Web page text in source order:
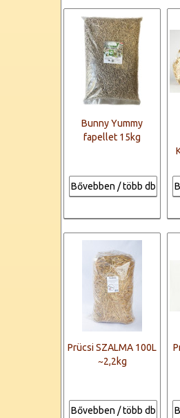
Bunny Yummy
fapellet 15kg
Bővebben / több db
Prücsi SZALMA 100L
~2,2kg
Bővebben / több db